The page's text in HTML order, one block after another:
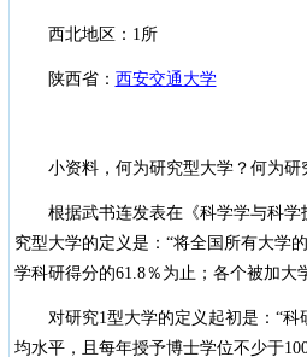
西北地区：1所
陕西省： 西安交通大学
小资料，何为研究型大学？何为研
根据武书连发表在《科学学与科
究型大学的定义是：“将全国所有大学
学科研得分的61.8％为止；各个被加大
对研究1型大学的定义起初是：“
均水平，且每年授予博士学位不少于